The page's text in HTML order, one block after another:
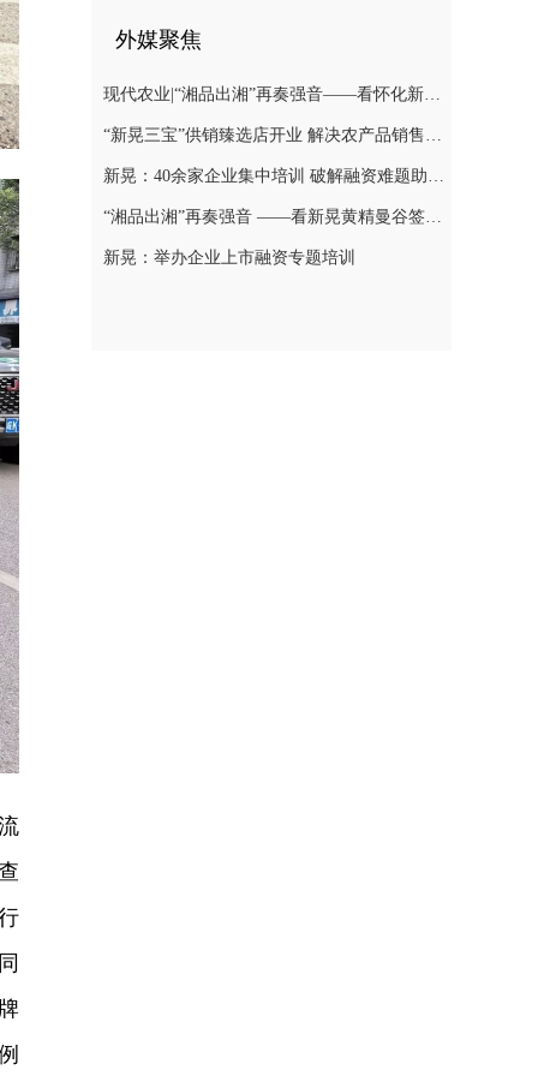
外媒聚焦
现代农业|“湘品出湘”再奏强音——看怀化新晃黄精曼谷签单背后的“强链密码”
“新晃三宝”供销臻选店开业 解决农产品销售难题
新晃：40余家企业集中培训 破解融资难题助力发展
“湘品出湘”再奏强音 ——看新晃黄精曼谷签单背后的“强链密码”
新晃：举办企业上市融资专题培训